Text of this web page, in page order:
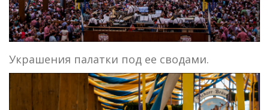
Украшения палатки под ее сводами.